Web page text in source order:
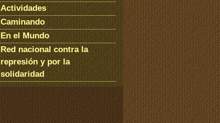
Actividades
Caminando
En el Mundo
Red nacional contra la
represión y por la
solidaridad